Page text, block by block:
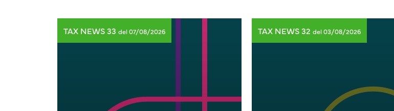
TAX NEWS 33 del 07/08/2026 TAX NEWS 32 del 03/08/2026